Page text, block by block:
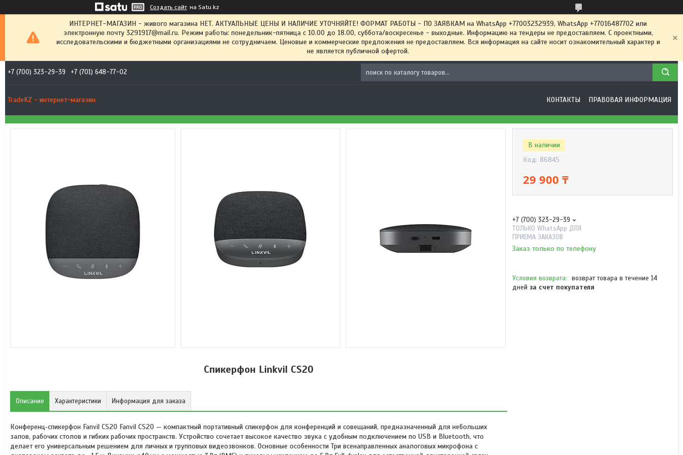
Создать сайт на Satu.kz
ИНТЕРНЕТ-МАГАЗИН - живого магазина НЕТ. АКТУАЛЬНЫЕ ЦЕНЫ И НАЛИЧИЕ УТОЧНЯЙТЕ! ФОРМАТ РАБОТЫ - ПО ЗАЯВКАМ на WhatsApp +77003232939, WhatsApp +77016487702 или
электронную почту 3291917@mail.ru. Режим работы: понедельник-пятница с 10.00 до 18.00, суббота/воскресенье - выходные. Информацию на тендеры не предоставляем. С проектными,
исследовательскими и бюджетными организациями не сотрудничаем. Ценовые и коммерческие предложения не предоставляем. Вся информация на сайте носит ознакомительный характер и
не является публичной офертой.
+7 (700) 323-29-39 +7 (701) 648-77-02
TradeKZ - интернет-магазин КОНТАКТЫ ПРАВОВАЯ ИНФОРМАЦИЯ
Спикерфон Linkvil CS20
Описание Характеристики Информация для заказа
Конференц‑спикерфон Fanvil CS20 Fanvil CS20 — компактный портативный спикерфон для конференций и совещаний, предназначенный для небольших
залов, рабочих столов и гибких рабочих пространств. Устройство сочетает высокое качество звука с удобным подключением по USB и Bluetooth, что
делает его универсальным решением для личных и групповых видеозвонков. Основные особенности Три всенаправленных аналоговых микрофона с
В наличии
Код: 86845
29 900 ₸
+7 (700) 323-29-39
ТОЛЬКО WhatsApp ДЛЯ
ПРИЕМА ЗАКАЗОВ
Заказ только по телефону
возврат товара в течение 14
дней за счет покупателя